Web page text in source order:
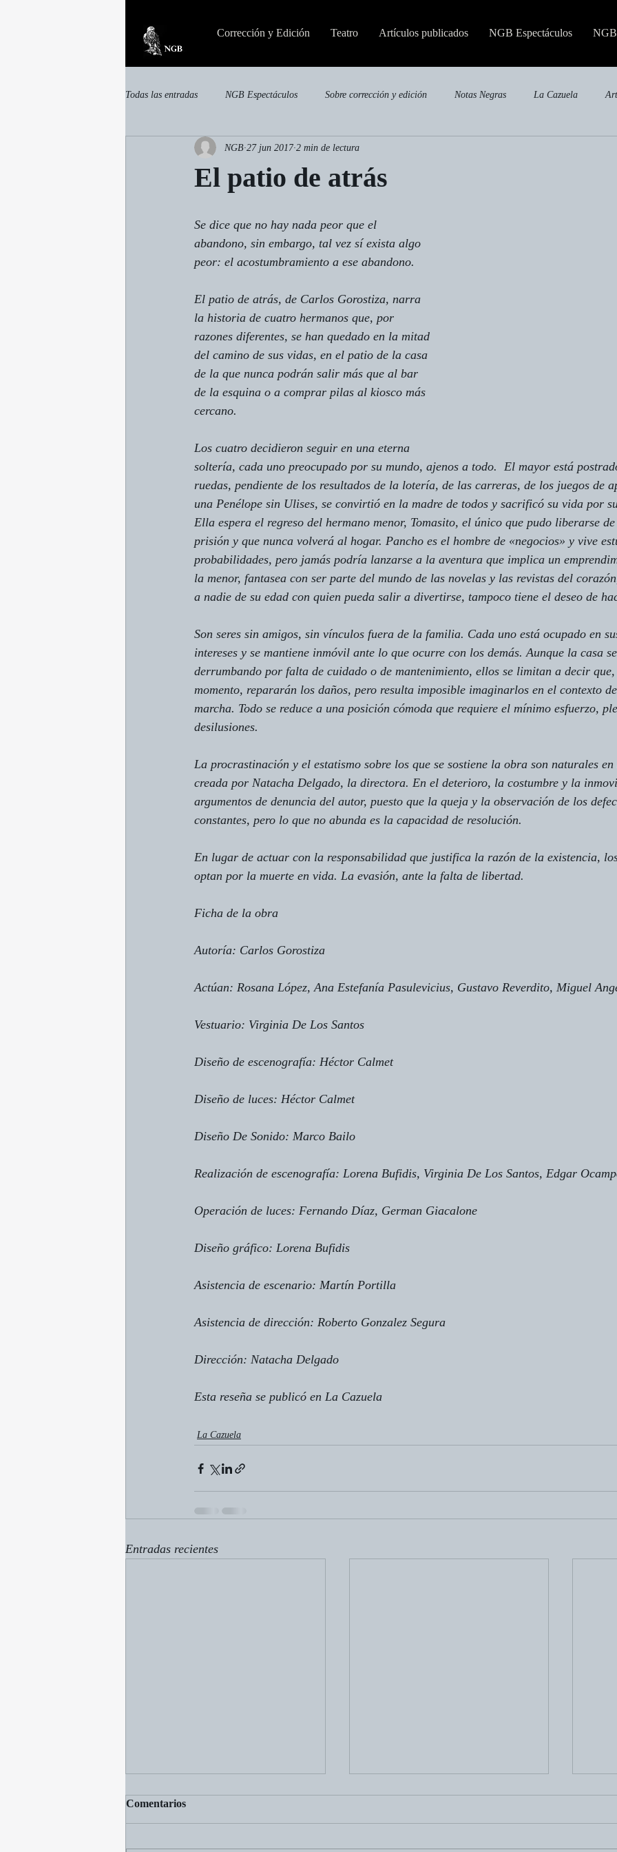
Corrección y Edición Teatro Artículos publicados NGB Espectáculos
Todas las entradas NGB Espectáculos Sobre corrección y edición Notas Negras La Cazuela
Otras publicaciones Publicaciones especializadas
El patio de atrás
NGB 27 jun 2017 2 min de lectura
Se dice que no hay nada peor que el
abandono, sin embargo, tal vez sí exista algo
peor: el acostumbramiento a ese abandono.
El patio de atrás, de Carlos Gorostiza, narra
la historia de cuatro hermanos que, por
razones diferentes, se han quedado en la mitad
del camino de sus vidas, en el patio de la casa
de la que nunca podrán salir más que al bar
de la esquina o a comprar pilas al kiosco más
cercano.
Los cuatro decidieron seguir en una eterna
soltería, cada uno preocupado por su mundo, ajenos a todo.  El mayor está
ruedas, pendiente de los resultados de la lotería, de las carreras, de los juegos de
una Penélope sin Ulises, se convirtió en la madre de todos y sacrificó su vida por
Ella espera el regreso del hermano menor, Tomasito, el único que pudo liberarse de
prisión y que nunca volverá al hogar. Pancho es el hombre de «negocios» y vive
probabilidades, pero jamás podría lanzarse a la aventura que implica un
la menor, fantasea con ser parte del mundo de las novelas y las revistas del
a nadie de su edad con quien pueda salir a divertirse, tampoco tiene el deseo de
Son seres sin amigos, sin vínculos fuera de la familia. Cada uno está ocupado en
intereses y se mantiene inmóvil ante lo que ocurre con los demás. Aunque la casa
derrumbando por falta de cuidado o de mantenimiento, ellos se limitan a decir
momento, repararán los daños, pero resulta imposible imaginarlos en el contexto
marcha. Todo se reduce a una posición cómoda que requiere el mínimo esfuerzo,
desilusiones.
La procrastinación y el estatismo sobre los que se sostiene la obra son naturales
creada por Natacha Delgado, la directora. En el deterioro, la costumbre y la
argumentos de denuncia del autor, puesto que la queja y la observación de los
constantes, pero lo que no abunda es la capacidad de resolución.
En lugar de actuar con la responsabilidad que justifica la razón de la existencia,
optan por la muerte en vida. La evasión, ante la falta de libertad.
Ficha de la obra
Autoría: Carlos Gorostiza
Actúan: Rosana López, Ana Estefanía Pasulevicius, Gustavo Reverdito, Miguel
Vestuario: Virginia De Los Santos
Diseño de escenografía: Héctor Calmet
Diseño de luces: Héctor Calmet
Diseño De Sonido: Marco Bailo
Realización de escenografía: Lorena Bufidis, Virginia De Los Santos, Edgar
Operación de luces: Fernando Díaz, German Giacalone
Diseño gráfico: Lorena Bufidis
Asistencia de escenario: Martín Portilla
Asistencia de dirección: Roberto Gonzalez Segura
Dirección: Natacha Delgado
Esta reseña se publicó en La Cazuela
La Cazuela
Entradas recientes
Comentarios